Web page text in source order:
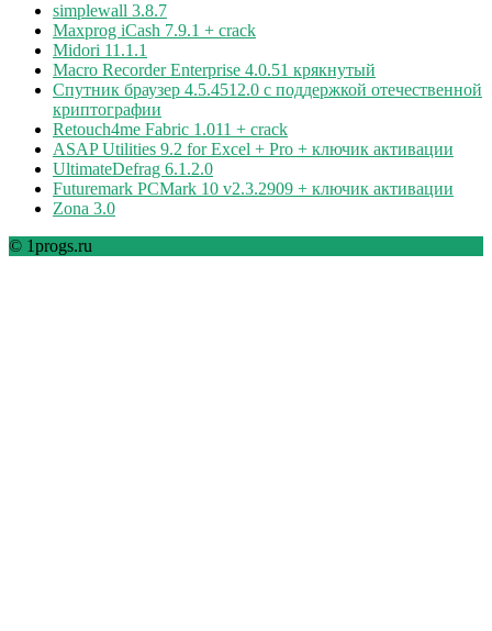
simplewall 3.8.7
Maxprog iCash 7.9.1 + crack
Midori 11.1.1
Macro Recorder Enterprise 4.0.51 крякнутый
Спутник браузер 4.5.4512.0 с поддержкой отечественной
криптографии
Retouch4me Fabric 1.011 + crack
ASAP Utilities 9.2 for Excel + Pro + ключик активации
UltimateDefrag 6.1.2.0
Futuremark PCMark 10 v2.3.2909 + ключик активации
Zona 3.0
© 1progs.ru